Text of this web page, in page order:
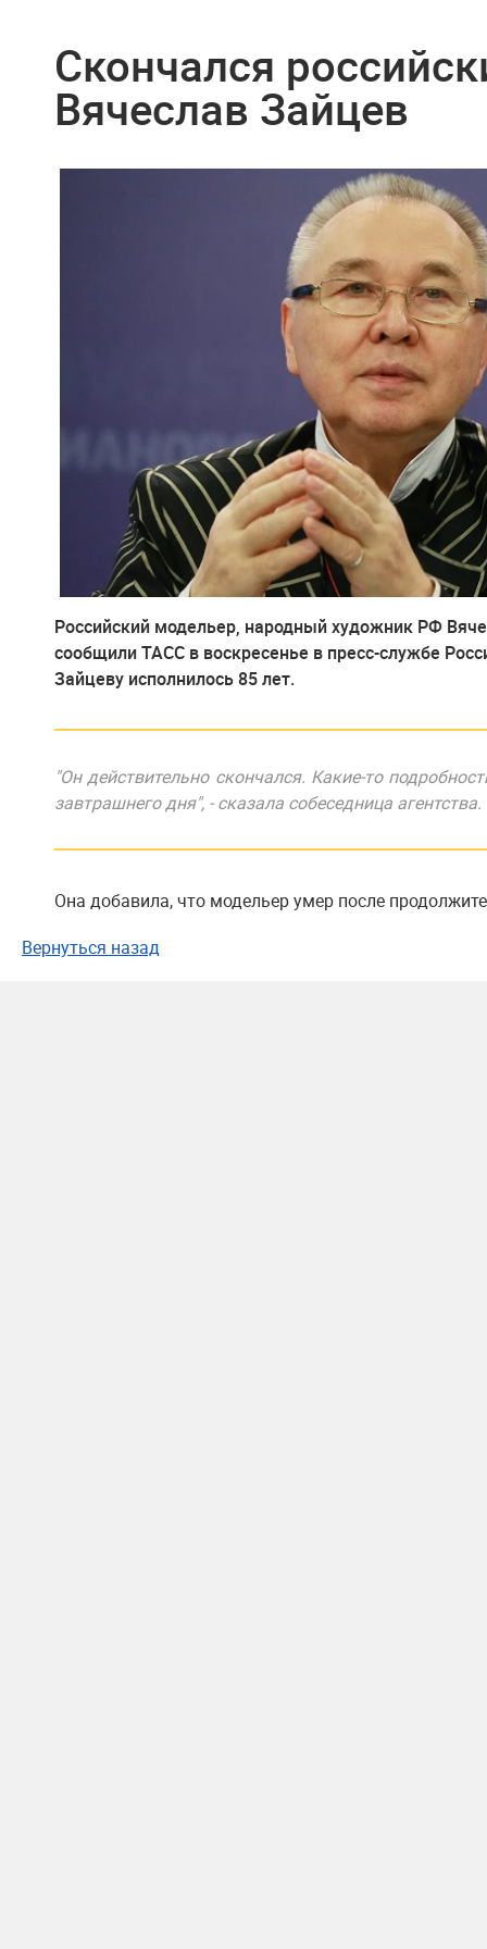
Скончался
Вячеслав Зайцев
Российский модельер, народный художник РФ
сообщили ТАСС в воскресенье в пресс-службе
Зайцеву исполнилось 85 лет.
"Он действительно скончался. Какие-то
завтрашнего дня", - сказала собеседница агентства.
Она добавила, что модельер умер после
Вернуться назад